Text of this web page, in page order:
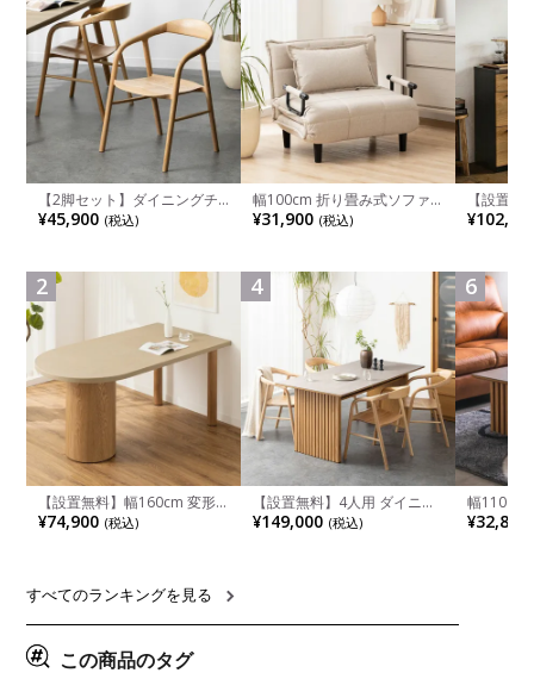
【2脚セット】ダイニングチ
ェア 木製 LUGA 肘付き チェ
ア 天然木 リビング椅子 板座
ュラル ブラウン 完成品
¥45,900 (税込)
2
【設置無料】幅160cm 変形
半円 ダイニングテーブル モ
ルタル風 LENAS コンクリー
リア風 グレージュ
¥74,900 (税込)
幅100cm 折り畳み式ソファ
ベッド コンパクト リクライ
ニング カウチスタイル 省ス
¥31,900 (税込)
4
【設置無料】4人用 ダイニン
グテーブルセット 5点 LUGA
セラミックテーブル おしゃれ
¥149,000 (税込)
【設置
チンカウ
板 引き出
れ ウッデ
ル グレー
6
幅110cm
木目調 リ
付き 長方
¥32,800
すべてのランキングを見る
この商品のタグ